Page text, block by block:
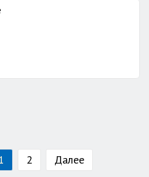
2 Далее